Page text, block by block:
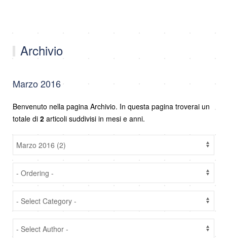
Archivio
Marzo 2016
Benvenuto nella pagina Archivio. In questa pagina troverai un
totale di 2 articoli suddivisi in mesi e anni.